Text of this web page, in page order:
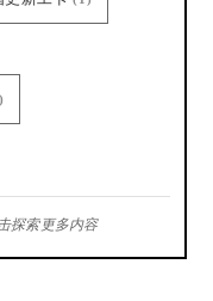
探索更多内容